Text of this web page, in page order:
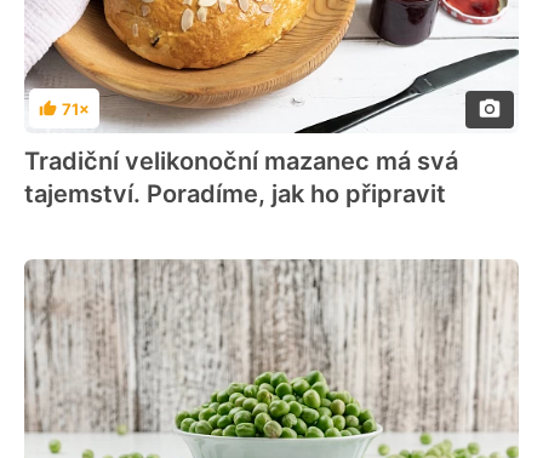
Hodnocení
71×
Tradiční velikonoční mazanec má svá
tajemství. Poradíme, jak ho připravit